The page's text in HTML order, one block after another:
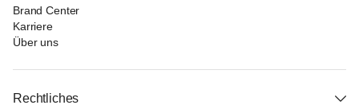
Brand Center
Karriere
Über uns
Rechtliches